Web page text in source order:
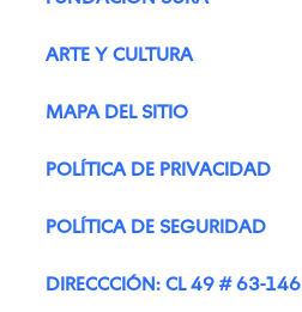
ARTE Y CULTURA
MAPA DEL SITIO
POLÍTICA DE PRIVACIDAD
POLÍTICA DE SEGURIDAD
DIRECCCIÓN: CL 49 # 63-146